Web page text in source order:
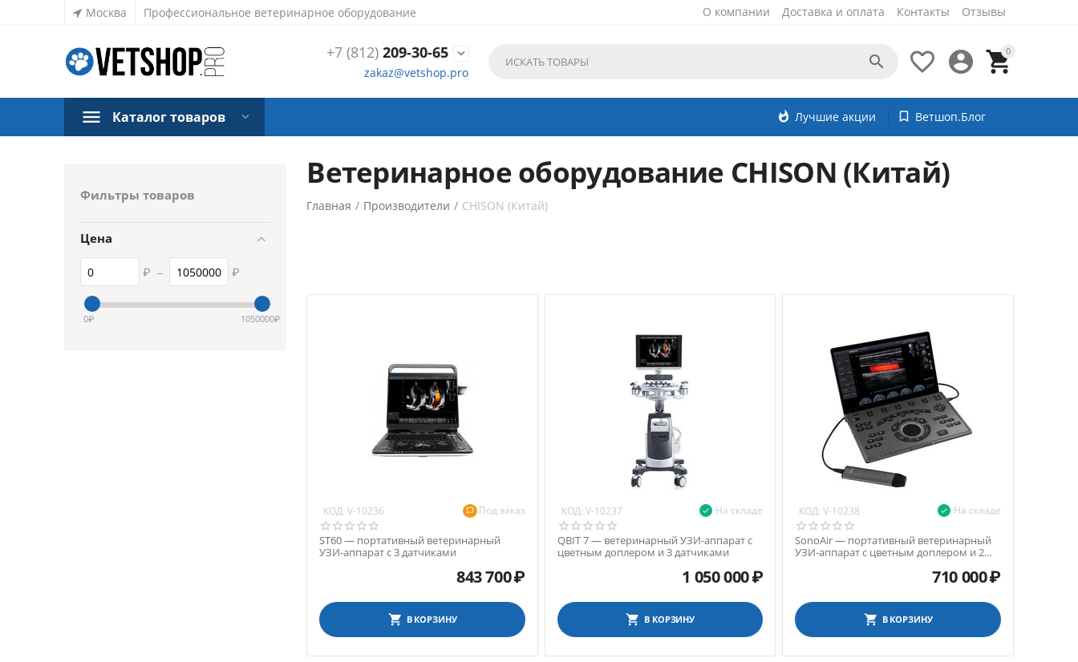
Москва Профессиональное ветеринарное оборудование О компании Доставка и оплата Контакты Отзывы
+7 (812)209-30-65 
zakaz@vetshop.pro
0




Каталог товаров whatshot Лучшие акции bookmark_border Ветшоп.Блог
Фильтры товаров
Цена
₽ – ₽
0₽ 1050000₽
Ветеринарное оборудование CHISON (Китай)
Главная / Производители / CHISON (Китай)
КОД: V-10236 Под заказ
ST60 — портативный ветеринарный
УЗИ-аппарат с 3 датчиками
843 700₽
В КОРЗИНУ
КОД: V-10237 На складе
QBIT 7 — ветеринарный УЗИ-аппарат с
цветным доплером и 3 датчиками
1 050 000₽
В КОРЗИНУ
КОД: V-10238 На складе
SonoAir — портативный ветеринарный
УЗИ-аппарат с цветным доплером и 2
710 000₽
В КОРЗИНУ